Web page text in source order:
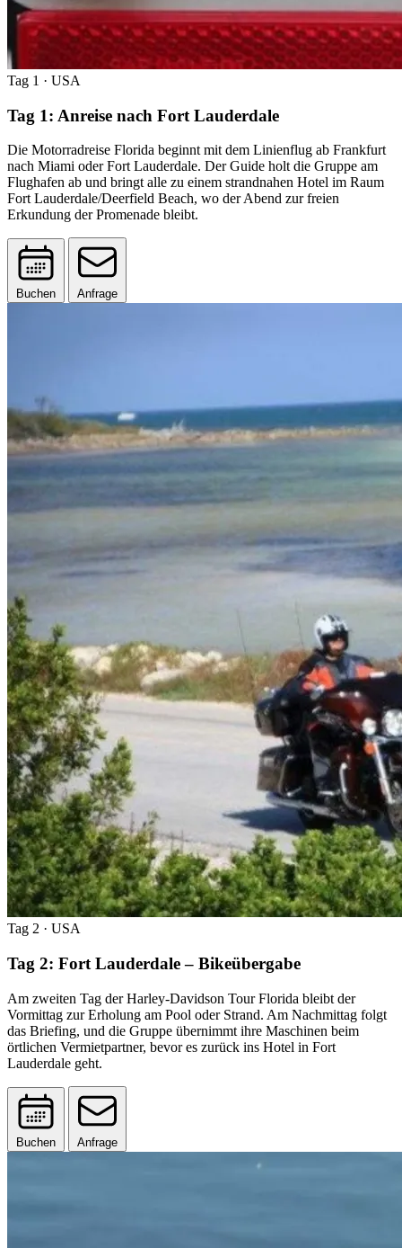
Tag 1 · USA
Tag 1: Anreise nach Fort Lauderdale
Die Motorradreise Florida beginnt mit dem Linienflug ab Frankfurt
nach Miami oder Fort Lauderdale. Der Guide holt die Gruppe am
Flughafen ab und bringt alle zu einem strandnahen Hotel im Raum
Fort Lauderdale/Deerfield Beach, wo der Abend zur freien
Erkundung der Promenade bleibt.
Buchen Anfrage
Tag 2 · USA
Tag 2: Fort Lauderdale – Bikeübergabe
Am zweiten Tag der Harley-Davidson Tour Florida bleibt der
Vormittag zur Erholung am Pool oder Strand. Am Nachmittag folgt
das Briefing, und die Gruppe übernimmt ihre Maschinen beim
örtlichen Vermietpartner, bevor es zurück ins Hotel in Fort
Lauderdale geht.
Buchen Anfrage